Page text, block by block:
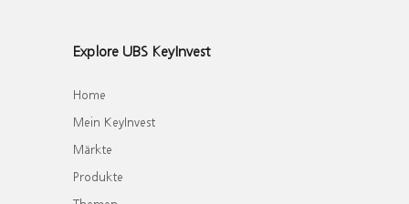
Explore UBS KeyInvest
Home
Mein KeyInvest
Märkte
Produkte